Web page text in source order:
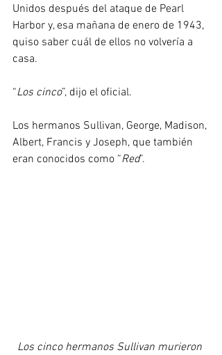
Unidos después del ataque de Pearl
Harbor y, esa mañana de enero de 1943,
quiso saber cuál de ellos no volvería a
casa.
“Los cinco”, dijo el oficial.
Los hermanos Sullivan, George, Madison,
Albert, Francis y Joseph, que también
eran conocidos como “Red”.
Los cinco hermanos Sullivan murieron